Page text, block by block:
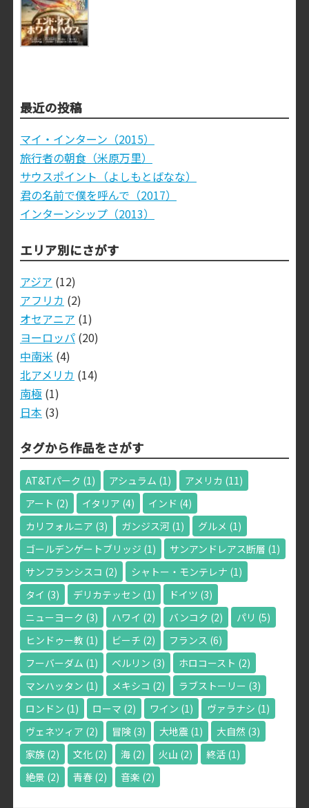
最近の投稿
マイ・インターン（2015）
旅行者の朝食（米原万里）
サウスポイント（よしもとばなな）
君の名前で僕を呼んで（2017）
インターンシップ（2013）
エリア別にさがす
アジア (12)
アフリカ (2)
オセアニア (1)
ヨーロッパ(20)
中南米 (4)
北アメリカ (14)
南極 (1)
日本 (3)
タグから作品をさがす
AT&Tパーク (1) アシュラム (1) アメリカ (11)
アート (2) イタリア (4) インド (4)
カリフォルニア (3) ガンジス河(1) グルメ (1)
ゴールデンゲートブリッジ (1) サンアンドレアス断層 (1)
サンフランシスコ (2) シャトー・モンテレナ (1)
タイ (3) デリカテッセン (1) ドイツ (3)
ニューヨーク (3) ハワイ (2) バンコク (2) パリ (5)
ヒンドゥー教 (1) ビーチ (2) フランス (6)
フーバーダム (1) ベルリン (3) ホロコースト (2)
マンハッタン (1) メキシコ (2) ラブストーリー (3)
ロンドン (1) ローマ (2) ワイン (1) ヴァラナシ (1)
ヴェネツィア (2) 冒険(3) 大地震(1) 大自然 (3)
家族 (2) 文化(2) 海(2) 火山 (2) 終活(1)
絶景 (2) 青春(2) 音楽 (2)